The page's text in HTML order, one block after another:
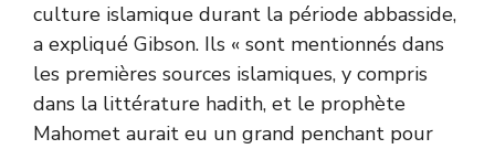
culture islamique durant la période abbasside,
a expliqué Gibson. Ils « sont mentionnés dans
les premières sources islamiques, y compris
dans la littérature hadith, et le prophète
Mahomet aurait eu un grand penchant pour